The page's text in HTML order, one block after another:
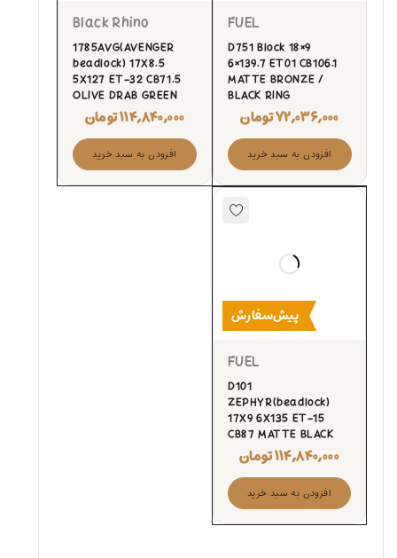
FUEL
D751 Block 18×9
6×139.7 ET01 CB106.1
MATTE BRONZE /
BLACK RING
۷۲,۰۳۶,۰۰۰تومان
افزودن به سبد خرید
Black Rhino
1785AVG(AVENGER
beadlock) 17X8.5
5X127 ET-32 CB71.5
OLIVE DRAB GREEN
۱۱۴,۸۴۰,۰۰۰تومان
افزودن به سبد خرید
پیش‌سفارش
FUEL
D101
ZEPHYR(beadlock)
17X9 6X135 ET-15
CB87 MATTE BLACK
۱۱۴,۸۴۰,۰۰۰تومان
افزودن به سبد خرید